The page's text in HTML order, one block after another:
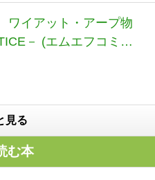
イアット・アープ物
－ (エムエフコミッ
シリーズ)
見る
む本